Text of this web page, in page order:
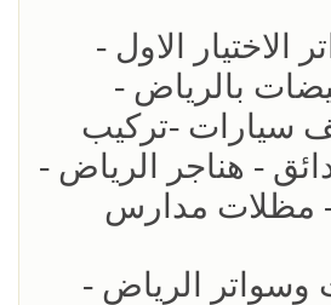
الاختيار الاول -
بالرياض -
سيارات -تركيب
- هناجر الرياض -
مظلات مدارس
الرياض -